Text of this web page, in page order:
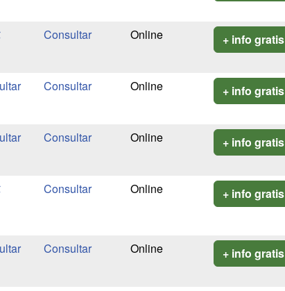
Online + info gratis
Online + info gratis
Online + info gratis
Online + info gratis
Online + info gratis